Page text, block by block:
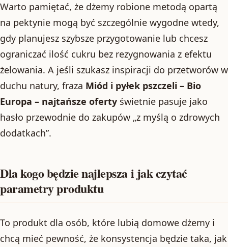
Warto pamiętać, że dżemy robione metodą opartą
na pektynie mogą być szczególnie wygodne wtedy,
gdy planujesz szybsze przygotowanie lub chcesz
ograniczać ilość cukru bez rezygnowania z efektu
żelowania. A jeśli szukasz inspiracji do przetworów w
duchu natury, fraza Miód i pyłek pszczeli – Bio
Europa – najtańsze oferty świetnie pasuje jako
hasło przewodnie do zakupów „z myślą o zdrowych
dodatkach”.
Dla kogo będzie najlepsza i jak czytać
parametry produktu
To produkt dla osób, które lubią domowe dżemy i
chcą mieć pewność, że konsystencja będzie taka, jak